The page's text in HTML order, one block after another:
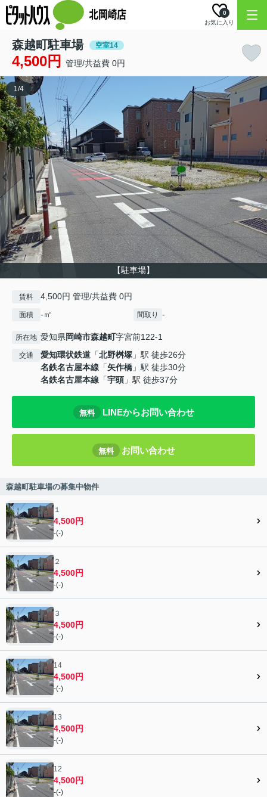
お気に入り
0
森越町駐車場 空室14
4,500円 管理/共益費 0円
【駐車場】
1/4
賃料 4,500円 管理/共益費 0円
面積 -㎡ 間取り -
所在地 愛知県岡崎市森越町字宮前122-1
交通 愛知環状鉄道 「北野桝塚 」駅 徒歩26分
名鉄名古屋本線 「矢作橋 」駅 徒歩30分
名鉄名古屋本線 「宇頭 」駅 徒歩37分
無料 LINEからお問い合わせ
無料 お問い合わせ
森越町駐車場の募集中物件
１
4,500円
-(-)
２
4,500円
-(-)
３
4,500円
-(-)
14
4,500円
-(-)
13
4,500円
-(-)
12
4,500円
-(-)